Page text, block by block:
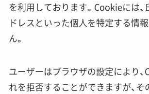
を利用しております。Cookieには
ドレスといった個人を特定する情
ん。
ユーザーはブラウザの設定により
れを拒否することができますが、そ